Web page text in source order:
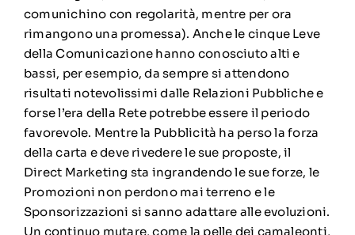
comunichino con regolarità, mentre per ora
rimangono una promessa). Anche le cinque Leve
della Comunicazione hanno conosciuto alti e
bassi, per esempio, da sempre si attendono
risultati notevolissimi dalle Relazioni Pubbliche e
forse l’era della Rete potrebbe essere il periodo
favorevole. Mentre la Pubblicità ha perso la forza
della carta e deve rivedere le sue proposte, il
Direct Marketing sta ingrandendo le sue forze, le
Promozioni non perdono mai terreno e le
Sponsorizzazioni si sanno adattare alle evoluzioni.
Un continuo mutare, come la pelle dei camaleonti,